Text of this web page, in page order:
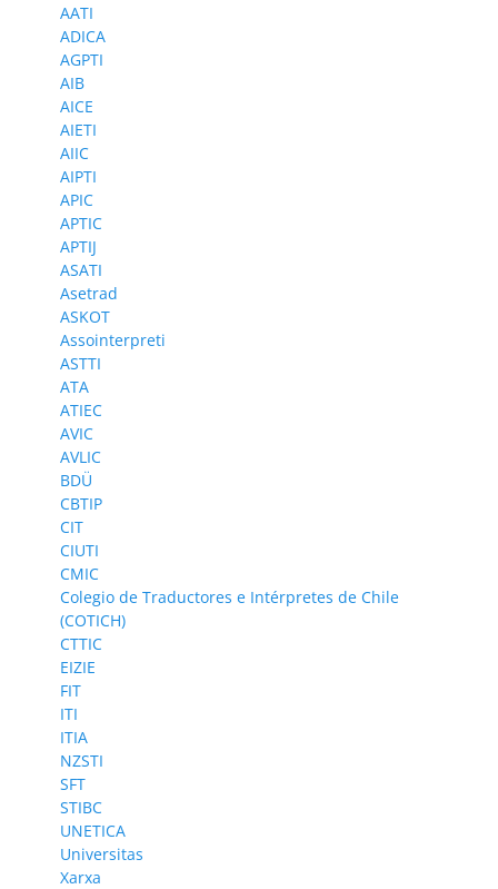
AATI
ADICA
AGPTI
AIB
AICE
AIETI
AIIC
AIPTI
APIC
APTIC
APTIJ
ASATI
Asetrad
ASKOT
Assointerpreti
ASTTI
ATA
ATIEC
AVIC
AVLIC
BDÜ
CBTIP
CIT
CIUTI
CMIC
Colegio de Traductores e Intérpretes de Chile
(COTICH)
CTTIC
EIZIE
FIT
ITI
ITIA
NZSTI
SFT
STIBC
UNETICA
Universitas
Xarxa